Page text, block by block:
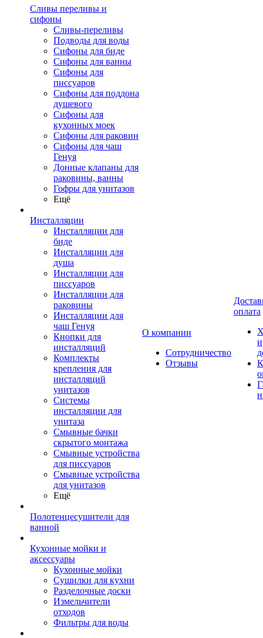
Сливы переливы и
сифоны
Сливы-переливы
Подводы для воды
Сифоны для биде
Сифоны для ванны
Сифоны для
писсуаров
Сифоны для поддона
душевого
Сифоны для
кухонных моек
Сифоны для раковин
Сифоны для чаш
Генуя
Донные клапаны для
раковины, ванны
Гофры для унитазов
Ещё
Инсталляции
Инсталляции для
биде
Инсталляции для
душа
Инсталляции для
писсуаров
Инсталляции для
раковины
Инсталляции для
чаш Генуя
Кнопки для
инсталляций
Комплекты
крепления для
инсталляций
унитазов
Системы
инсталляции для
унитаза
Смывные бачки
скрытого монтажа
Смывные устройства
для писсуаров
Смывные устройства
для унитазов
Ещё
Полотенцесушители для
ванной
Кухонные мойки и
аксессуары
Кухонные мойки
Сушилки для кухни
Разделочные доски
Измельчители
отходов
Фильтры для воды
О компании
Сотрудничество
Отзывы
оплата
и